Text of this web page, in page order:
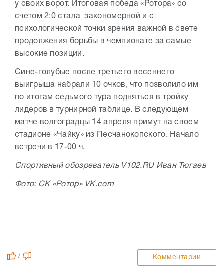
у своих ворот. Итоговая победа «Ротора» со
счетом 2:0 стала закономерной и с
психологической точки зрения важной в свете
продолжения борьбы в чемпионате за самые
высокие позиции.
Сине-голубые после третьего весеннего
выигрыша набрали 10 очков, что позволило им
по итогам седьмого тура подняться в тройку
лидеров в турнирной таблице. В следующем
матче волгоградцы 14 апреля примут на своем
стадионе «Чайку» из Песчанокопского. Начало
встречи в 17-00 ч.
Спортивный обозреватель V102.RU Иван Тюгаев
Фото: СК «Ротор» VK.com
/ Комментарии